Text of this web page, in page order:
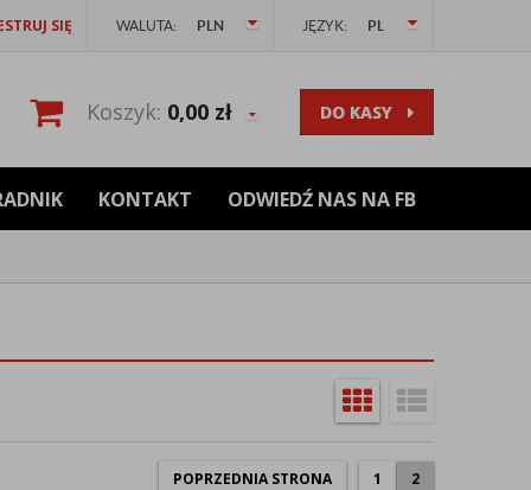
SIĘ WALUTA: PLN JĘZYK: PL
Koszyk: 0,00 zł DO KASY
KONTAKT ODWIEDŹ NAS NA FB
POPRZEDNIA STRONA 1 2